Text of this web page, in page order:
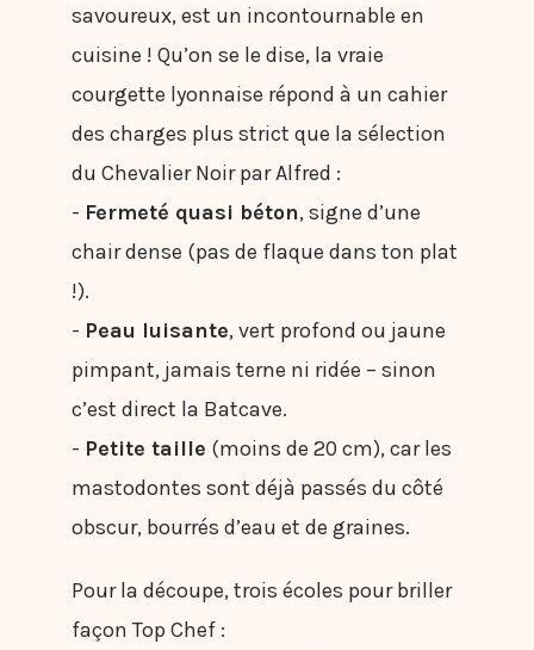
savoureux, est un incontournable en
cuisine ! Qu’on se le dise, la vraie
courgette lyonnaise répond à un cahier
des charges plus strict que la sélection
du Chevalier Noir par Alfred :
- Fermeté quasi béton, signe d’une
chair dense (pas de flaque dans ton plat
!).
- Peau luisante, vert profond ou jaune
pimpant, jamais terne ni ridée – sinon
c’est direct la Batcave.
- Petite taille (moins de 20 cm), car les
mastodontes sont déjà passés du côté
obscur, bourrés d’eau et de graines.
Pour la découpe, trois écoles pour briller
façon Top Chef :